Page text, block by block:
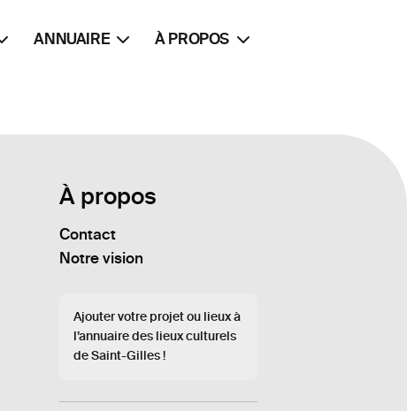
ANNUAIRE À PROPOS
À propos
Contact
Notre vision
Ajouter votre projet ou lieux à
l’annuaire des lieux culturels
de Saint-Gilles !